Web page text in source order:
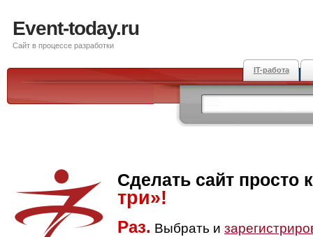
Event-today.ru
Сайт в процессе разработки
IT-работа
Сделать сайт просто
три»!
Раз. Выбрать и